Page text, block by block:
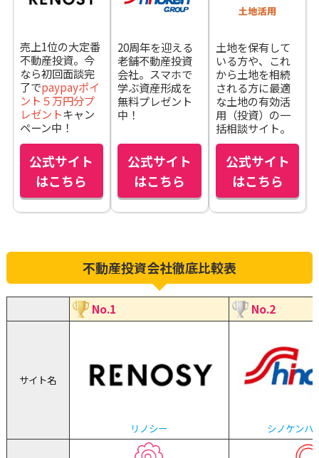
売上1位の大定番
不動産投資。今
なら初回面談完
了でpaypayポイ
ント５万円分プ
レゼントキャン
ペーン中！
公式サイト
はこちら
20周年を迎える
老舗不動産投資
会社。スマホで
学ぶ資産形成を
無料プレゼント
中！
公式サイト
はこちら
土地を保有して
いる方や、これ
から土地を相続
される方に最適
な土地の有効活
用（投資）の一
括相談サイト。
公式サイト
はこちら
不動産投資会社徹底比較表
No.1 No.2
サイト名
リノシー シノケンハ